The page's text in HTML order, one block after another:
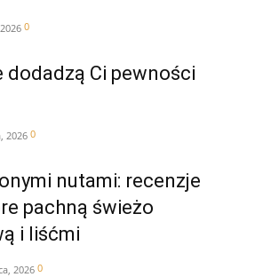
0
dodadzą Ci pewności
2026 0
nutami: recenzje
pachną świeżo
i liśćmi
2026 0